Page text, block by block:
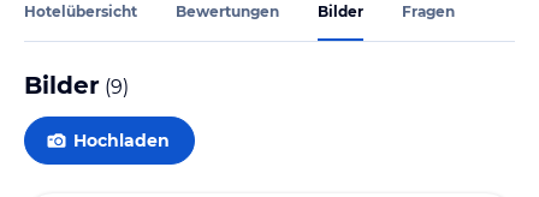
Hotelübersicht Bewertungen Bilder Fragen
Bilder (9)
Hochladen